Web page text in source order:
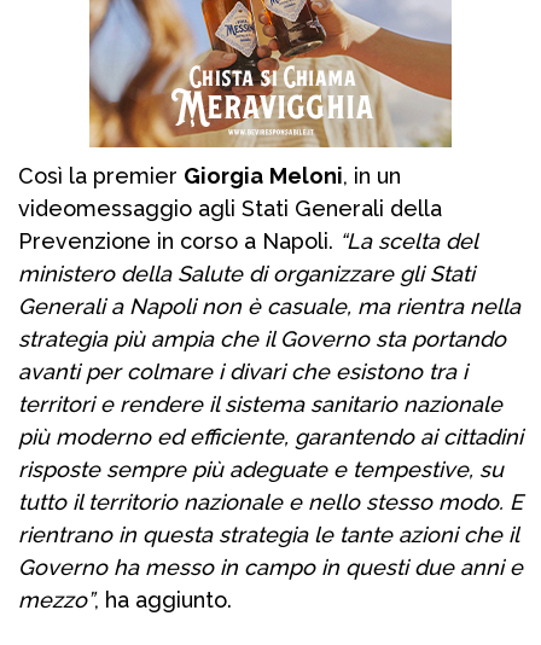
Così la premier Giorgia Meloni, in un
videomessaggio agli Stati Generali della
Prevenzione in corso a Napoli. “La scelta del
ministero della Salute di organizzare gli Stati
Generali a Napoli non è casuale, ma rientra nella
strategia più ampia che il Governo sta portando
avanti per colmare i divari che esistono tra i
territori e rendere il sistema sanitario nazionale
più moderno ed efficiente, garantendo ai cittadini
risposte sempre più adeguate e tempestive, su
tutto il territorio nazionale e nello stesso modo. E
rientrano in questa strategia le tante azioni che il
Governo ha messo in campo in questi due anni e
mezzo”, ha aggiunto.